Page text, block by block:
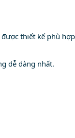
thiết kế phù
dễ dàng nhất.